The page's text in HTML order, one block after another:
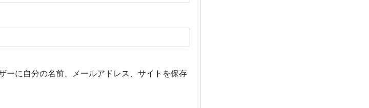
ーに自分の名前、メールアドレス、サイトを保存